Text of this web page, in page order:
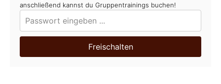
anschließend kannst du Gruppentrainings buchen!
Freischalten